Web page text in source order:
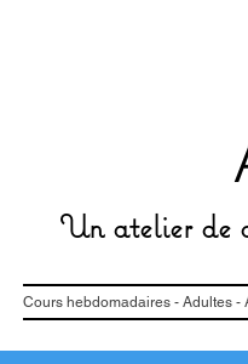
Un atelier de
Cours hebdomadaires - Adultes -